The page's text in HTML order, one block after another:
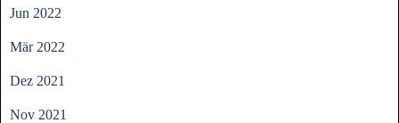
Jun 2022
Mär 2022
Dez 2021
Nov 2021